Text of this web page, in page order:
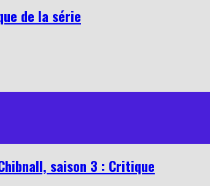
de la série
saison 3 : Critique